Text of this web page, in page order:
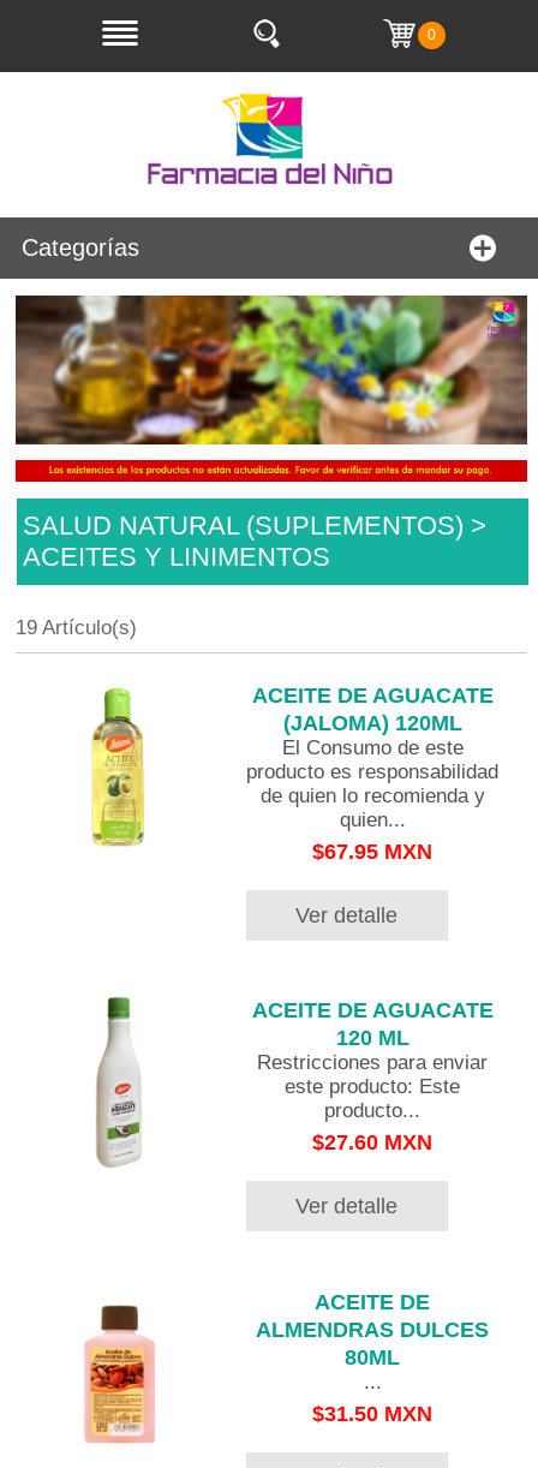
0
Categorías
SALUD NATURAL (SUPLEMENTOS) >
ACEITES Y LINIMENTOS
19 Artículo(s)
ACEITE DE AGUACATE
(JALOMA) 120ML
El Consumo de este
producto es responsabilidad
de quien lo recomienda y
quien...
$67.95 MXN
Ver detalle
ACEITE DE AGUACATE
120 ML
Restricciones para enviar
este producto: Este
producto...
$27.60 MXN
Ver detalle
ACEITE DE
ALMENDRAS DULCES
80ML
...
$31.50 MXN